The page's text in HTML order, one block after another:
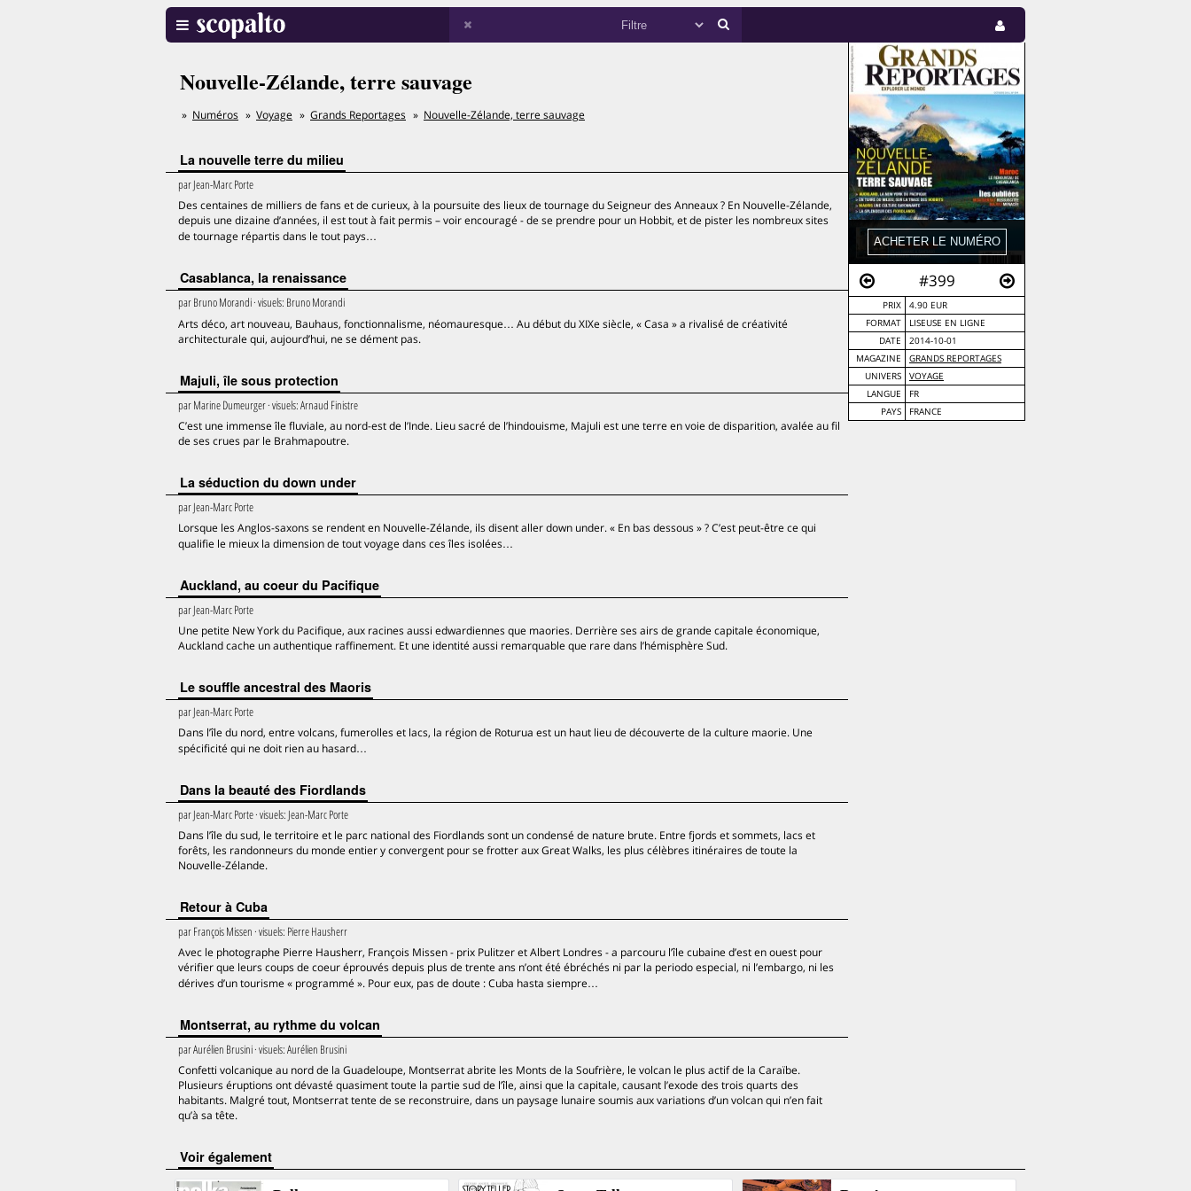
#399
PRIX
4.90 EUR
FORMAT
LISEUSE EN LIGNE
DATE
2014-10-01
MAGAZINE
GRANDS REPORTAGES
UNIVERS
VOYAGE
LANGUE
FR
PAYS
FRANCE
Nouvelle-Zélande, terre sauvage
Numéros Voyage Grands Reportages Nouvelle-Zélande, terre sauvage
La nouvelle terre du milieu
parJean-Marc Porte
Des centaines de milliers de fans et de curieux, à la poursuite des lieux de tournage du Seigneur des Anneaux ? En Nouvelle-Zélande,
depuis une dizaine d’années, il est tout à fait permis – voir encouragé - de se prendre pour un Hobbit, et de pister les nombreux sites
de tournage répartis dans le tout pays…
Casablanca, la renaissance
parBruno Morandi· visuels: Bruno Morandi
Arts déco, art nouveau, Bauhaus, fonctionnalisme, néomauresque… Au début du XIXe siècle, « Casa » a rivalisé de créativité
architecturale qui, aujourd’hui, ne se dément pas.
Majuli, île sous protection
parMarine Dumeurger· visuels:Arnaud Finistre
C’est une immense île fluviale, au nord-est de l’Inde. Lieu sacré de l’hindouisme, Majuli est une terre en voie de disparition, avalée au fil
de ses crues par le Brahmapoutre.
La séduction du down under
parJean-Marc Porte
Lorsque les Anglos-saxons se rendent en Nouvelle-Zélande, ils disent aller down under. « En bas dessous » ? C’est peut-être ce qui
qualifie le mieux la dimension de tout voyage dans ces îles isolées…
Auckland, au coeur du Pacifique
parJean-Marc Porte
Une petite New York du Pacifique, aux racines aussi edwardiennes que maories. Derrière ses airs de grande capitale économique,
Auckland cache un authentique raffinement. Et une identité aussi remarquable que rare dans l’hémisphère Sud.
Le souffle ancestral des Maoris
parJean-Marc Porte
Dans l’île du nord, entre volcans, fumerolles et lacs, la région de Roturua est un haut lieu de découverte de la culture maorie. Une
spécificité qui ne doit rien au hasard…
Dans la beauté des Fiordlands
parJean-Marc Porte· visuels: Jean-Marc Porte
Dans l’île du sud, le territoire et le parc national des Fiordlands sont un condensé de nature brute. Entre fjords et sommets, lacs et
forêts, les randonneurs du monde entier y convergent pour se frotter aux Great Walks, les plus célèbres itinéraires de toute la
Nouvelle-Zélande.
Retour à Cuba
parFrançois Missen · visuels: Pierre Hausherr
Avec le photographe Pierre Hausherr, François Missen - prix Pulitzer et Albert Londres - a parcouru l’île cubaine d’est en ouest pour
vérifier que leurs coups de coeur éprouvés depuis plus de trente ans n’ont été ébréchés ni par la periodo especial, ni l’embargo, ni les
dérives d’un tourisme « programmé ». Pour eux, pas de doute : Cuba hasta siempre…
Montserrat, au rythme du volcan
parAurélien Brusini· visuels:Aurélien Brusini
Confetti volcanique au nord de la Guadeloupe, Montserrat abrite les Monts de la Soufrière, le volcan le plus actif de la Caraïbe.
Plusieurs éruptions ont dévasté quasiment toute la partie sud de l’île, ainsi que la capitale, causant l’exode des trois quarts des
habitants. Malgré tout, Montserrat tente de se reconstruire, dans un paysage lunaire soumis aux variations d’un volcan qui n’en fait
qu’à sa tête.
voir également